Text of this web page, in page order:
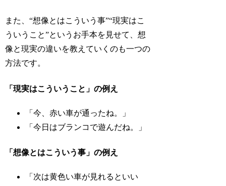
また、“想像とはこういう事”“現実はこ
ういうこと”というお手本を見せて、想
像と現実の違いを教えていくのも一つの
方法です。
「現実はこういうこと」の例え
「今、赤い車が通ったね。」
「今日はブランコで遊んだね。」
「想像とはこういう事」の例え
「次は黄色い車が見れるといい